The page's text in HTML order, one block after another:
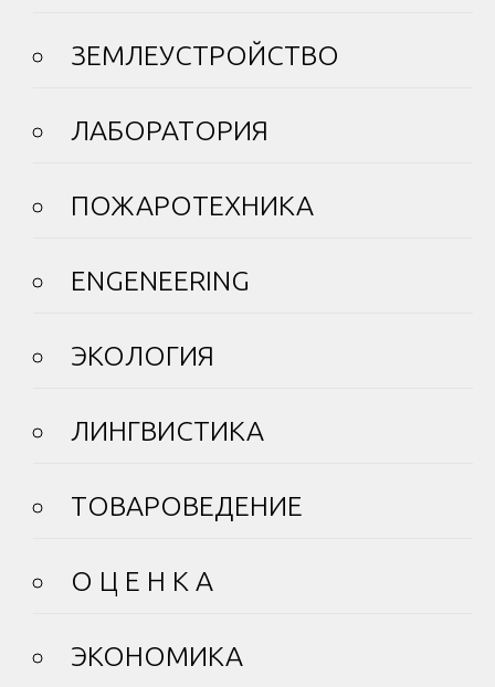
ЗЕМЛЕУСТРОЙСТВО
ЛАБОРАТОРИЯ
ПОЖАРОТЕХНИКА
ENGENEERING
ЭКОЛОГИЯ
ЛИНГВИСТИКА
ТОВАРОВЕДЕНИЕ
О Ц Е Н К А
ЭКОНОМИКА